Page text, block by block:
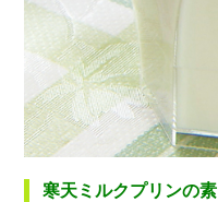
寒天ミルクプリンの素